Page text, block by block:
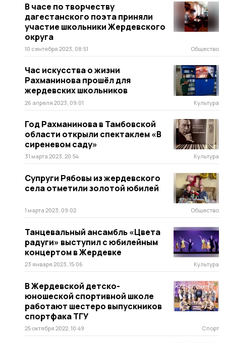
В часе по творчеству
дагестанского поэта приняли
участие школьники Жердевского
округа
10 сентября 2023, 08:51 Общество
Час искусства о жизни
Рахманинова прошёл для
жердевских школьников
26 апреля 2023, 09:01 Культура
Год Рахманинова в Тамбовской
области открыли спектаклем «В
сиреневом саду»
31 марта 2023, 20:54 Культура
Супруги Рябовы из жердевского
села отметили золотой юбилей
1 марта 2023, 09:02 Общество
Танцевальный ансамбль «Цвета
радуги» выступил с юбилейным
концертом в Жердевке
23 января 2023, 15:06 Культура
В Жердевской детско-
юношеской спортивной школе
работают шестеро выпускников
спортфака ТГУ
25 октября 2022, 10:49 Спорт